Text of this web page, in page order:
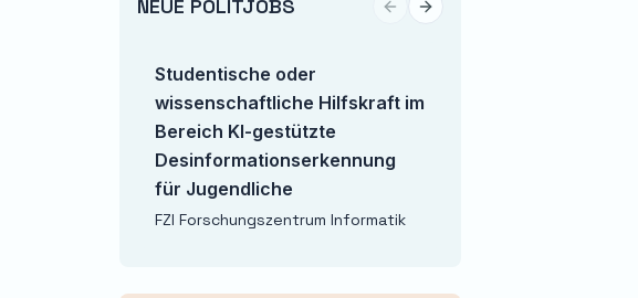
NEUE POLITJOBS Previous slide
Next slide
Studentische oder
wissenschaftliche Hilfskraft im
Bereich KI-gestützte
Desinformationserkennung
für Jugendliche
FZI Forschungszentrum Informatik